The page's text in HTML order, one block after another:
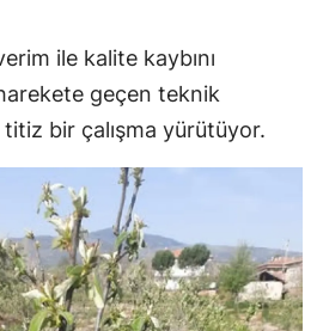
Mardin
Muş
Niğde
Ordu
ile kalite kaybını
geçen teknik
bir çalışma yürütüyor.